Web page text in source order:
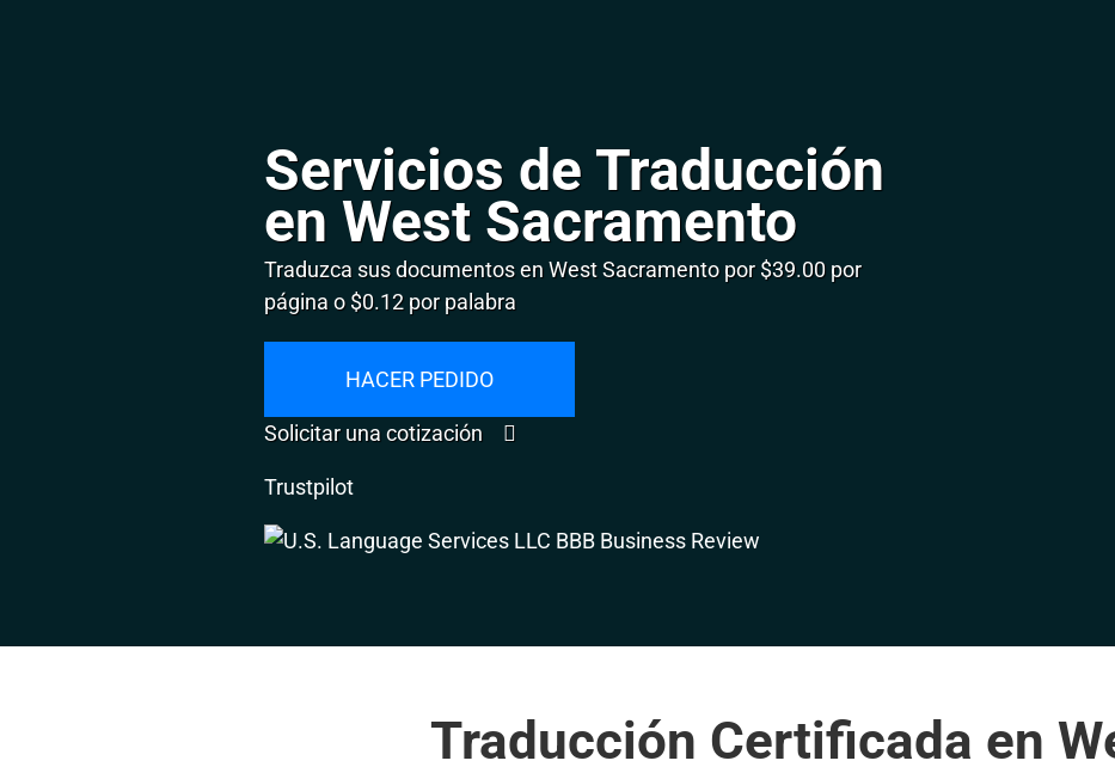
Servicios de Traducción
en West Sacramento
Traduzca sus documentos en West Sacramento por $39.00 por
página o $0.12 por palabra
HACER PEDIDO
Solicitar una cotización
Trustpilot
Traducción Certificada en